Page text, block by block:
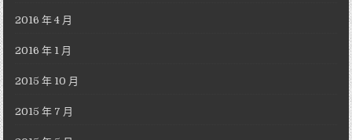
2016 年 4 月
2016 年 1 月
2015 年 10 月
2015 年 7 月